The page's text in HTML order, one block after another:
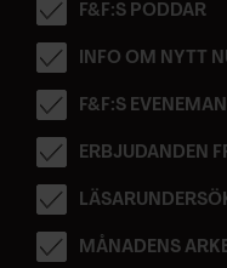
F&F:S PODDAR
INFO OM NYTT
F&F:S
ERBJUDANDEN
MÅNADENS